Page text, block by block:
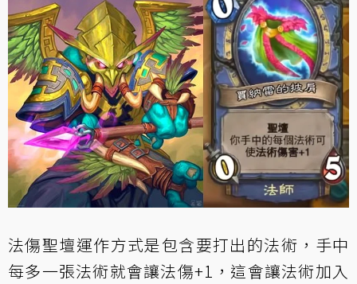
法傷聖壇運作方式是包含要打出的法術，手中
每多一張法術就會讓法傷+1，這會讓法術加入